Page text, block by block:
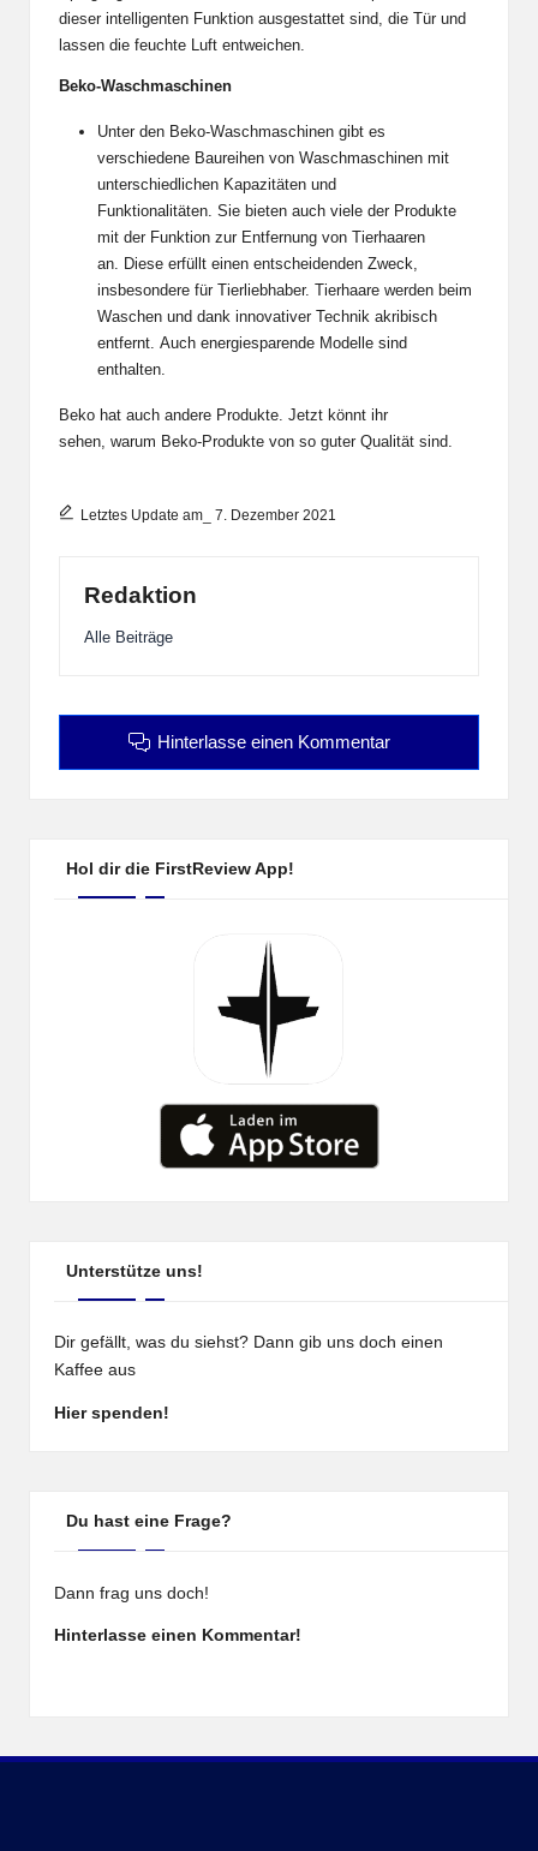
dieser intelligenten Funktion ausgestattet sind, die Tür und
lassen die feuchte Luft entweichen.
Beko-Waschmaschinen
Unter den Beko-Waschmaschinen gibt es
verschiedene Baureihen von Waschmaschinen mit
unterschiedlichen Kapazitäten und
Funktionalitäten. Sie bieten auch viele der Produkte
mit der Funktion zur Entfernung von Tierhaaren
an. Diese erfüllt einen entscheidenden Zweck,
insbesondere für Tierliebhaber. Tierhaare werden beim
Waschen und dank innovativer Technik akribisch
entfernt. Auch energiesparende Modelle sind
enthalten.
Beko hat auch andere Produkte. Jetzt könnt ihr
sehen, warum Beko-Produkte von so guter Qualität sind.
Letztes Update am_ 7. Dezember 2021
Redaktion
Alle Beiträge
Hinterlasse einen Kommentar
Hol dir die FirstReview App!
Unterstütze uns!
Dir gefällt, was du siehst? Dann gib uns doch einen
Kaffee aus
Hier spenden!
Du hast eine Frage?
Dann frag uns doch!
Hinterlasse einen Kommentar!